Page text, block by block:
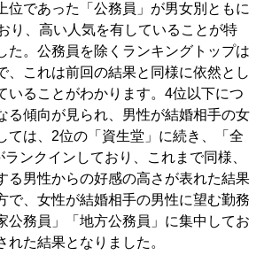
位であった「公務員」が男女別ともに
り、高い人気を有していることが特
た。公務員を除くランキングトップは
、これは前回の結果と同様に依然とし
いることがわかります。4位以下につ
る傾向が見られ、男性が結婚相手の女
ては、2位の「資生堂」に続き、「全
ンクインしており、これまで同様、
る男性からの好感の高さが表れた結果
で、女性が結婚相手の男性に望む勤務
公務員」「地方公務員」に集中してお
れた結果となりました。